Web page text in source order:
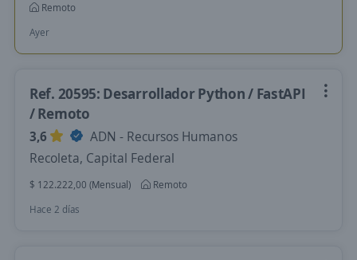
Remoto
Ayer
Ref. 20595: Desarrollador Python / FastAPI
/ Remoto
3,6
ADN - Recursos Humanos
Recoleta, Capital Federal
$ 122.222,00 (Mensual)
Remoto
Hace 2 días